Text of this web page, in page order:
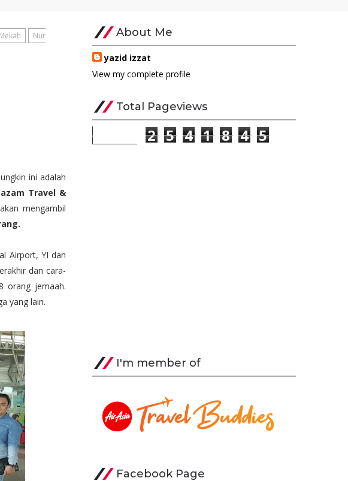
Nur
ini adalah
Travel &
mengambil
Airport, YI dan
dan cara-
orang jemaah.
yang lain.
About Me
yazid izzat
View my complete profile
Total Pageviews
2 5 4 1 8 4 5
I'm member of
Facebook Page